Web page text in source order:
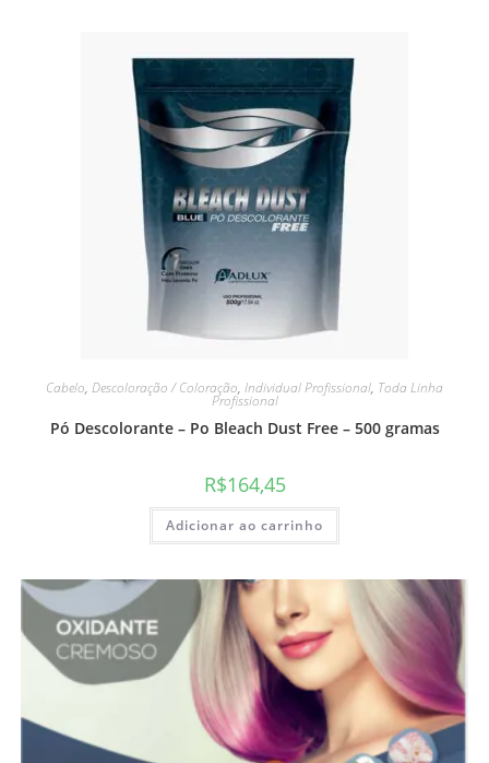
Cabelo, Descoloração / Coloração, Individual Profissional, Toda Linha
Profissional
Pó Descolorante – Po Bleach Dust Free – 500 gramas
R$164,45
Adicionar ao carrinho